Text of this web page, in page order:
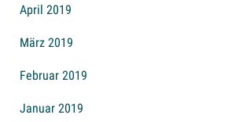
April 2019
März 2019
Februar 2019
Januar 2019